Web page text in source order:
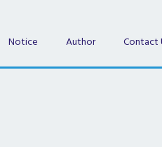
Notice Author Contact